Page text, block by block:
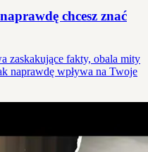
chcesz znać
zaskakujące fakty, obala mity
naprawdę wpływa na Twoje